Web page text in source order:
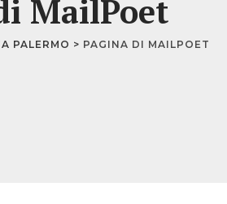
MailPoet
PALERMO > PAGINA DI MAILPOET